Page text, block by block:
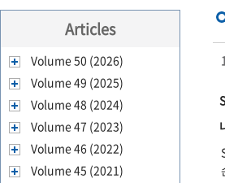
Articles
Volume 50 (2026)
Volume 49 (2025)
Volume 48 (2024)
Volume 47 (2023)
Volume 46 (2022)
Volume 45 (2021)